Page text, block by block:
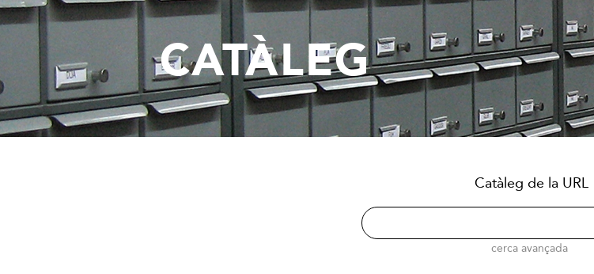
CATÀLEG
Catàleg de la URL
cerca avançada